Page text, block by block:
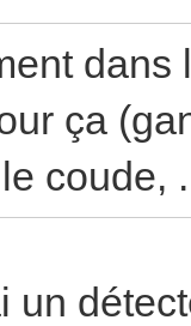
ça
coude,
un